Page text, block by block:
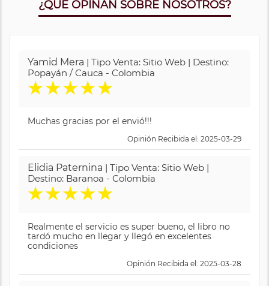
¿QUE OPINAN SOBRE NOSOTROS?
Yamid Mera | Tipo Venta: Sitio Web | Destino:
Popayán / Cauca - Colombia
★★★★★
Muchas gracias por el envió!!!
Opinión Recibida el: 2025-03-29
Elidia Paternina | Tipo Venta: Sitio Web |
Destino: Baranoa - Colombia
★★★★★
Realmente el servicio es super bueno, el libro no
tardó mucho en llegar y llegó en excelentes
condiciones
Opinión Recibida el: 2025-03-28